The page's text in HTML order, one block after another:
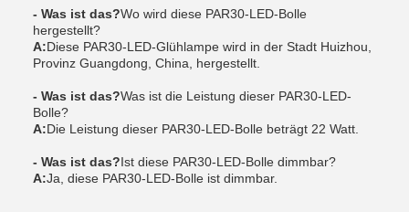
- Was ist das?Wo wird diese PAR30-LED-Bolle
hergestellt?
A:Diese PAR30-LED-Glühlampe wird in der Stadt Huizhou,
Provinz Guangdong, China, hergestellt.
- Was ist das?Was ist die Leistung dieser PAR30-LED-
Bolle?
A:Die Leistung dieser PAR30-LED-Bolle beträgt 22 Watt.
- Was ist das?Ist diese PAR30-LED-Bolle dimmbar?
A:Ja, diese PAR30-LED-Bolle ist dimmbar.